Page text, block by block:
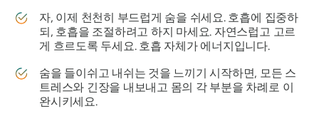
자, 이제 천천히 부드럽게 숨을 쉬세요. 호흡에 집중하
되, 호흡을 조절하려고 하지 마세요. 자연스럽고 고르
게 흐르도록 두세요. 호흡 자체가 에너지입니다.
숨을 들이쉬고 내쉬는 것을 느끼기 시작하면, 모든 스
트레스와 긴장을 내보내고 몸의 각 부분을 차례로 이
완시키세요.